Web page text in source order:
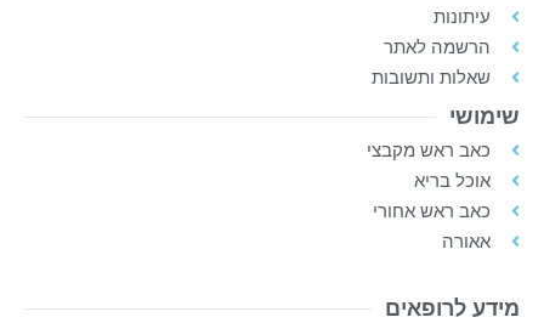
עיתונות
הרשמה לאתר
שאלות ותשובות
שימושי
כאב ראש מקבצי
אוכל בריא
כאב ראש אחורי
אאורה
מידע לרופאים